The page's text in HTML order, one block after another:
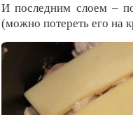
И последним слоем –
(можно потереть его на